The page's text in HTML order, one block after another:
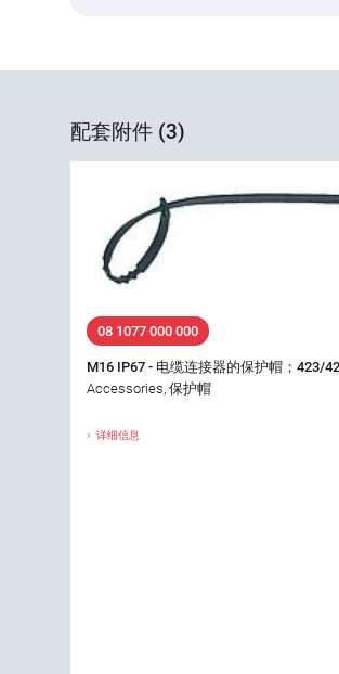
配套附件 (3)
08 1077 000 000
M16 IP67 - 电缆连接器的保护帽；423/
Accessories, 保护帽
详细信息